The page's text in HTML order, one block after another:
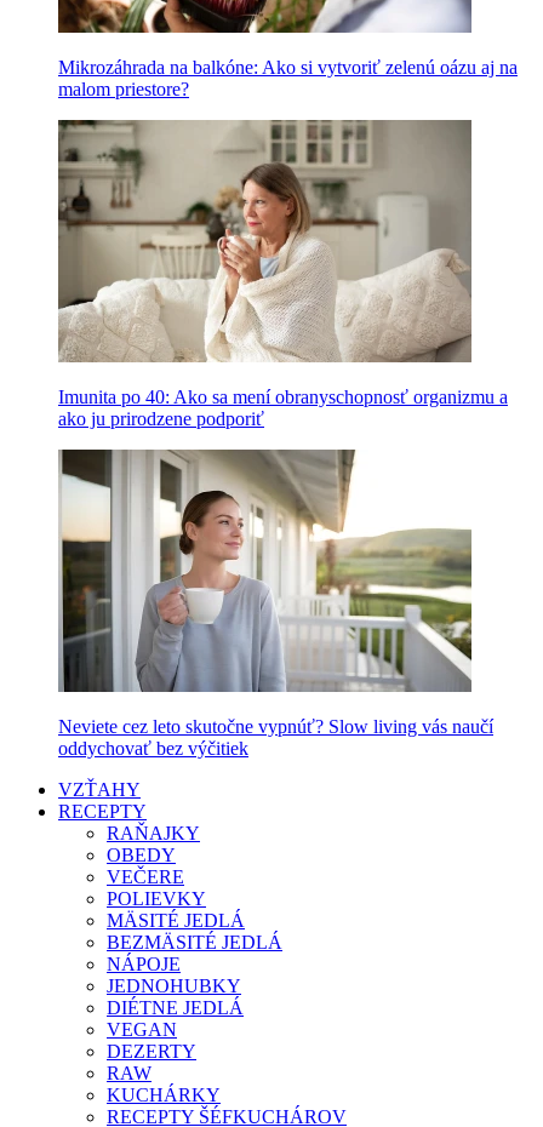
Mikrozáhrada na balkóne: Ako si vytvoriť zelenú oázu aj na
malom priestore?
Imunita po 40: Ako sa mení obranyschopnosť organizmu a
ako ju prirodzene podporiť
Neviete cez leto skutočne vypnúť? Slow living vás naučí
oddychovať bez výčitiek
VZŤAHY
RECEPTY
RAŇAJKY
OBEDY
VEČERE
POLIEVKY
MÄSITÉ JEDLÁ
BEZMÄSITÉ JEDLÁ
NÁPOJE
JEDNOHUBKY
DIÉTNE JEDLÁ
VEGAN
DEZERTY
RAW
KUCHÁRKY
RECEPTY ŠÉFKUCHÁROV